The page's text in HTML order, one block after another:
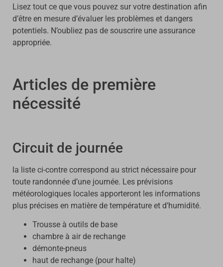
Lisez tout ce que vous pouvez sur votre destination afin
d’être en mesure d’évaluer les problèmes et dangers
potentiels. N’oubliez pas de souscrire une assurance
appropriée.
Articles de première
nécessité
Circuit de journée
la liste ci-contre correspond au strict nécessaire pour
toute randonnée d’une journée. Les prévisions
météorologiques locales apporteront les informations
plus précises en matière de température et d’humidité.
Trousse à outils de base
chambre à air de rechange
démonte-pneus
haut de rechange (pour halte)